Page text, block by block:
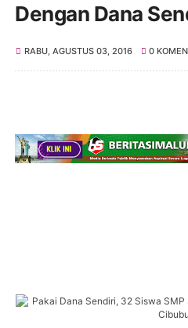
Dengan Dana
RABU, AGUSTUS 03, 2016 0